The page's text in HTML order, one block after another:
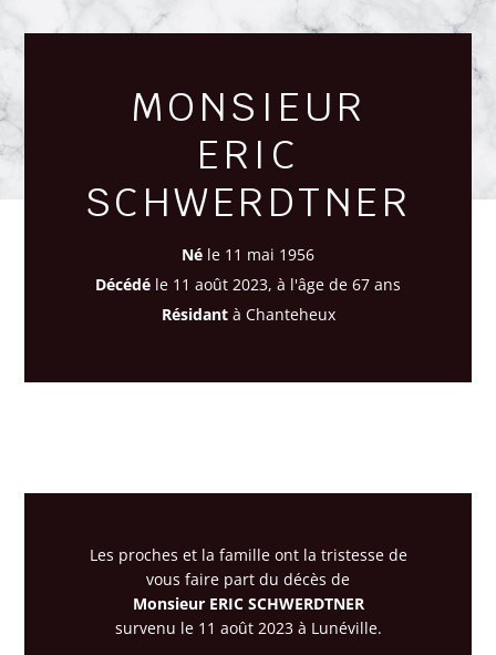
MONSIEUR
ERIC
SCHWERDTNER
Né le 11 mai 1956
Décédé le 11 août 2023, à l'âge de 67 ans
Résidantà Chanteheux
Les proches et la famille ont la tristesse de
vous faire part du décès de
Monsieur ERIC SCHWERDTNER
survenu le 11 août 2023 à Lunéville.